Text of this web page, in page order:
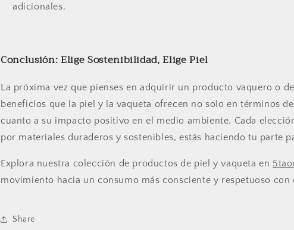
adicionales.
Conclusión: Elige Sostenibilidad, Elige Piel
La próxima vez que pienses en adquirir un producto vaquero o
beneficios que la piel y la vaqueta ofrecen no solo en términos
cuanto a su impacto positivo en el medio ambiente. Cada
por materiales duraderos y sostenibles, estás haciendo tu parte
Explora nuestra colección de productos de piel y vaqueta en
movimiento hacia un consumo más consciente y respetuoso con
Share